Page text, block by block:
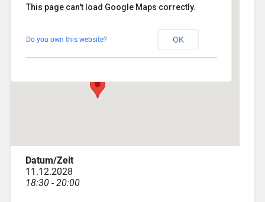
Veranstaltungen
This page can't load Google Maps correctly.
Do you own this website? OK
Datum/Zeit
11.12.2028
18:30 - 20:00